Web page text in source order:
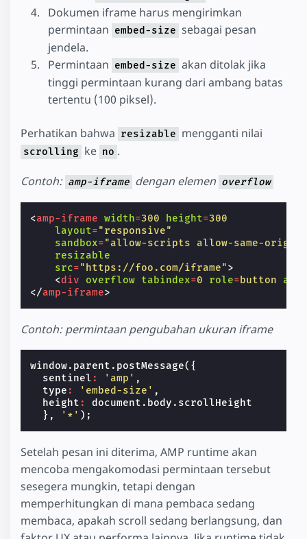
Dokumen iframe harus mengirimkan
permintaan embed-size sebagai pesan
jendela.
Permintaan embed-size akan ditolak jika
tinggi permintaan kurang dari ambang batas
tertentu (100 piksel).
Perhatikan bahwa resizable mengganti nilai
scrolling ke no .
Contoh: amp-iframe dengan elemen overflow
<amp-iframe width=300 height=300
layout="responsive"
sandbox="allow-scripts allow-same-
resizable
src="https://foo.com/iframe">
<div overflow tabindex=0 role=button
</amp-iframe>
Contoh: permintaan pengubahan ukuran iframe
window. parent . postMessage({
sentinel : 'amp' ,
type : 'embed-size' ,
height : document . body . scrollHeight
},
'*' );
Setelah pesan ini diterima, AMP runtime akan
mencoba mengakomodasi permintaan tersebut
sesegera mungkin, tetapi dengan
memperhitungkan di mana pembaca sedang
membaca, apakah scroll sedang berlangsung, dan